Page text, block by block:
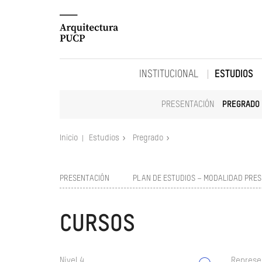
INSTITUCIONAL ESTUDIOS
PRESENTACIÓN PREGRADO
Inicio Estudios Pregrado
PRESENTACIÓN PLAN DE ESTUDIOS – MODALIDAD
CURSOS